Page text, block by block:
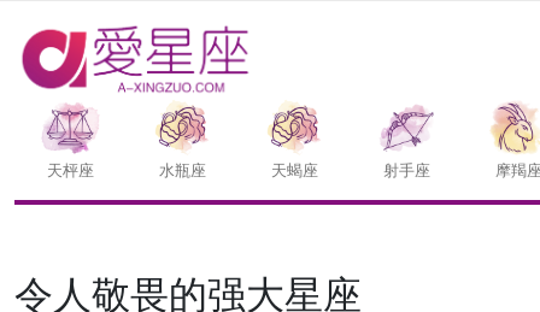
天枰座 水瓶座 天蝎座 射手座 摩羯
令人敬畏的强大星座